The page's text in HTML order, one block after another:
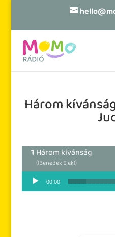
Három
Három kívánság
((Benedek Elek))
Audió lejátszó
00:00